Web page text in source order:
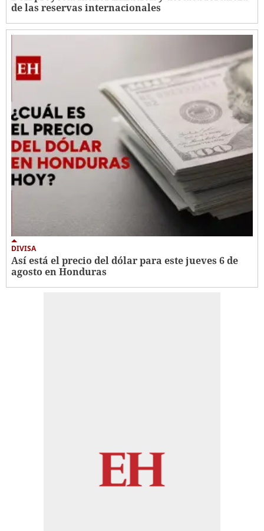
de las reservas internacionales
DIVISA
Así está el precio del dólar para este jueves 6 de
agosto en Honduras